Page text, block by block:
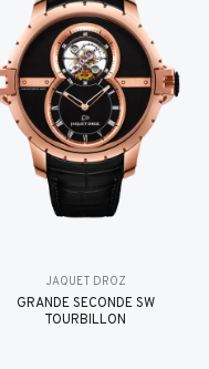
JAQUET DROZ
GRANDE SECONDE SW
TOURBILLON